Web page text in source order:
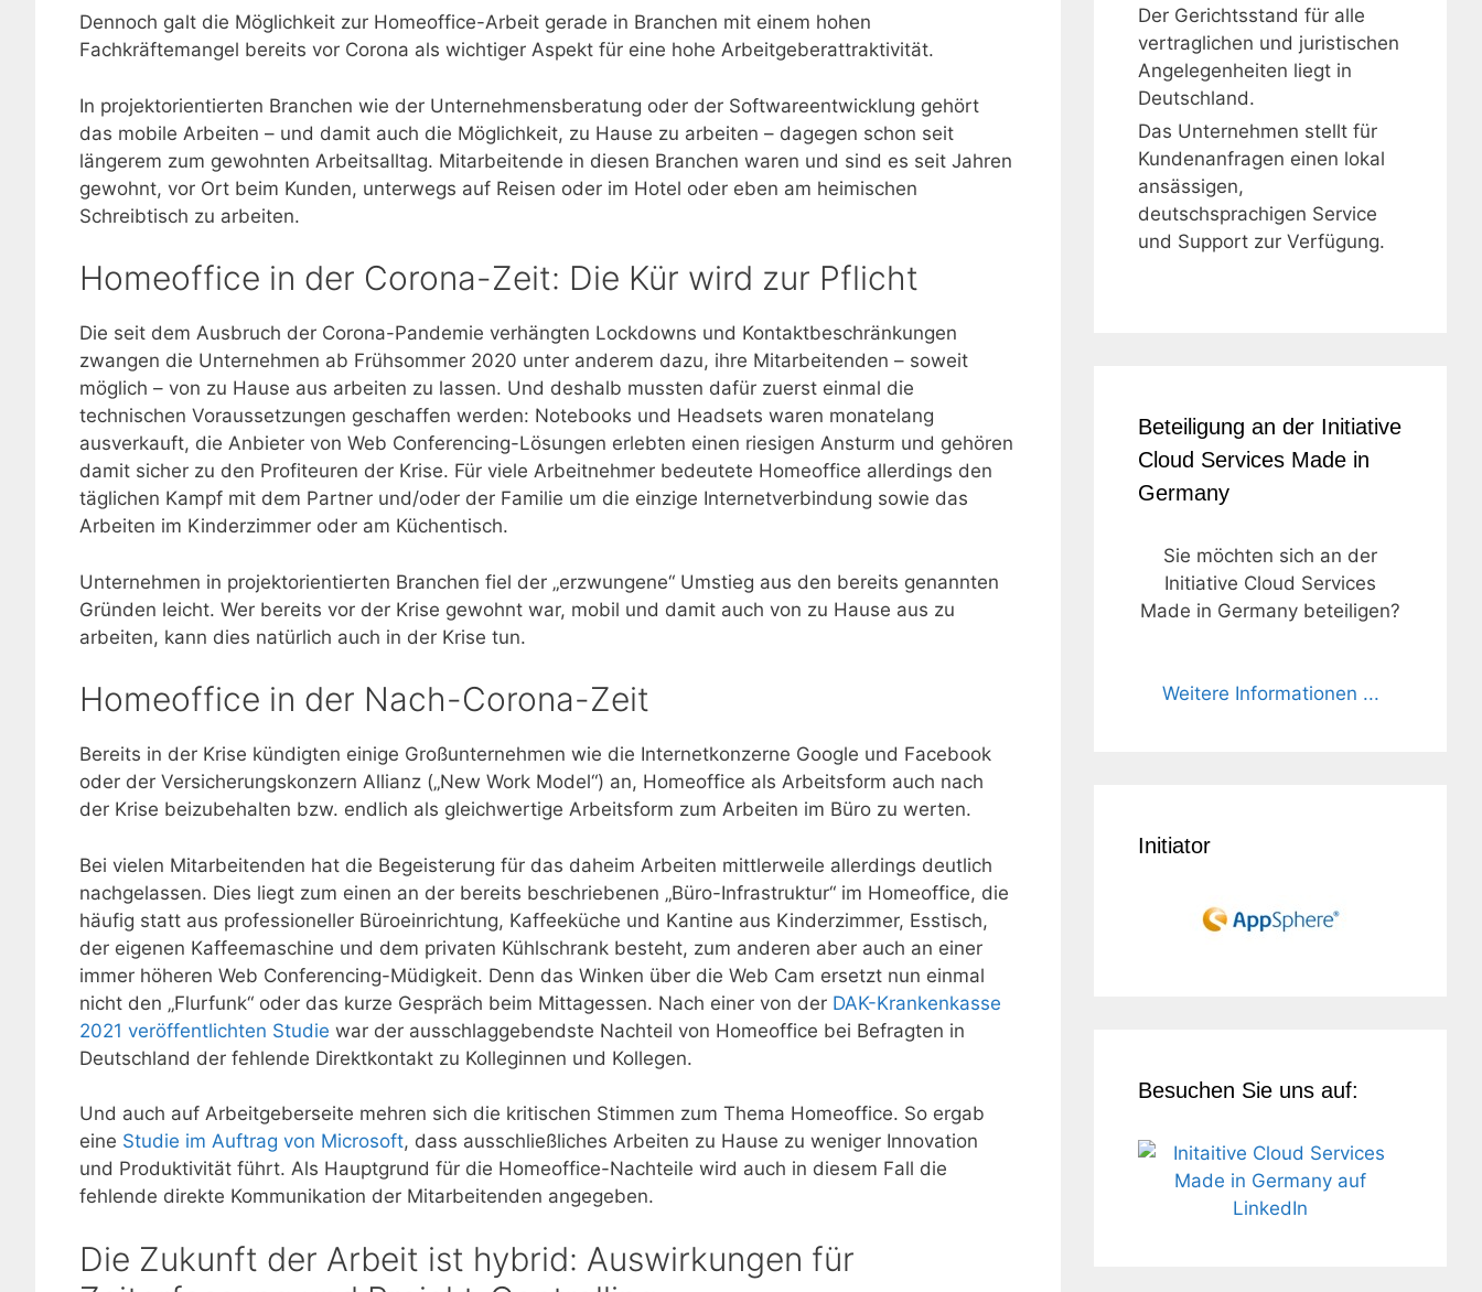
Dennoch galt die Möglichkeit zur Homeoffice-Arbeit gerade in Branchen mit einem hohen
Fachkräftemangel bereits vor Corona als wichtiger Aspekt für eine hohe Arbeitgeberattraktivität.
In projektorientierten Branchen wie der Unternehmensberatung oder der Softwareentwicklung gehört
das mobile Arbeiten – und damit auch die Möglichkeit, zu Hause zu arbeiten – dagegen schon seit
längerem zum gewohnten Arbeitsalltag. Mitarbeitende in diesen Branchen waren und sind es seit Jahren
gewohnt, vor Ort beim Kunden, unterwegs auf Reisen oder im Hotel oder eben am heimischen
Schreibtisch zu arbeiten.
Homeoffice in der Corona-Zeit: Die Kür wird zur Pflicht
Die seit dem Ausbruch der Corona-Pandemie verhängten Lockdowns und Kontaktbeschränkungen
zwangen die Unternehmen ab Frühsommer 2020 unter anderem dazu, ihre Mitarbeitenden – soweit
möglich – von zu Hause aus arbeiten zu lassen. Und deshalb mussten dafür zuerst einmal die
technischen Voraussetzungen geschaffen werden: Notebooks und Headsets waren monatelang
ausverkauft, die Anbieter von Web Conferencing-Lösungen erlebten einen riesigen Ansturm und gehören
damit sicher zu den Profiteuren der Krise. Für viele Arbeitnehmer bedeutete Homeoffice allerdings den
täglichen Kampf mit dem Partner und/oder der Familie um die einzige Internetverbindung sowie das
Arbeiten im Kinderzimmer oder am Küchentisch.
Unternehmen in projektorientierten Branchen fiel der „erzwungene“ Umstieg aus den bereits genannten
Gründen leicht. Wer bereits vor der Krise gewohnt war, mobil und damit auch von zu Hause aus zu
arbeiten, kann dies natürlich auch in der Krise tun.
Homeoffice in der Nach-Corona-Zeit
Bereits in der Krise kündigten einige Großunternehmen wie die Internetkonzerne Google und Facebook
oder der Versicherungskonzern Allianz („New Work Model“) an, Homeoffice als Arbeitsform auch nach
der Krise beizubehalten bzw. endlich als gleichwertige Arbeitsform zum Arbeiten im Büro zu werten.
Bei vielen Mitarbeitenden hat die Begeisterung für das daheim Arbeiten mittlerweile allerdings deutlich
nachgelassen. Dies liegt zum einen an der bereits beschriebenen „Büro-Infrastruktur“ im Homeoffice, die
häufig statt aus professioneller Büroeinrichtung, Kaffeeküche und Kantine aus Kinderzimmer, Esstisch,
der eigenen Kaffeemaschine und dem privaten Kühlschrank besteht, zum anderen aber auch an einer
immer höheren Web Conferencing-Müdigkeit. Denn das Winken über die Web Cam ersetzt nun einmal
nicht den „Flurfunk“ oder das kurze Gespräch beim Mittagessen. Nach einer von der DAK-Krankenkasse
2021 veröffentlichten Studie war der ausschlaggebendste Nachteil von Homeoffice bei Befragten in
Deutschland der fehlende Direktkontakt zu Kolleginnen und Kollegen.
Und auch auf Arbeitgeberseite mehren sich die kritischen Stimmen zum Thema Homeoffice. So ergab
eine Studie im Auftrag von Microsoft, dass ausschließliches Arbeiten zu Hause zu weniger Innovation
und Produktivität führt. Als Hauptgrund für die Homeoffice-Nachteile wird auch in diesem Fall die
fehlende direkte Kommunikation der Mitarbeitenden angegeben.
Die Zukunft der Arbeit ist hybrid: Auswirkungen für
Der Gerichtsstand für alle
vertraglichen und juristischen
Angelegenheiten liegt in
Deutschland.
Das Unternehmen stellt für
Kundenanfragen einen lokal
ansässigen,
deutschsprachigen Service
und Support zur Verfügung.
Beteiligung an der Initiative
Cloud Services Made in
Germany
Sie möchten sich an der
Initiative Cloud Services
Made in Germany beteiligen?
Weitere Informationen ...
Initiator
Besuchen Sie uns auf: